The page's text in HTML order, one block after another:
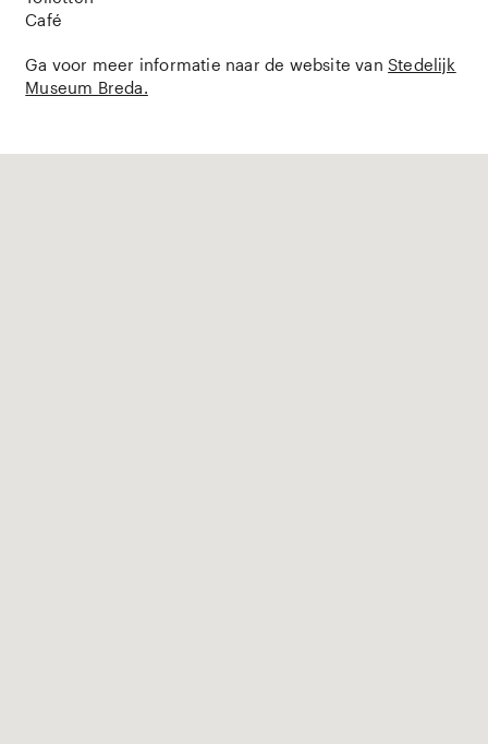
Café
Ga voor meer informatie naar de website vanStedelijk
Museum Breda.